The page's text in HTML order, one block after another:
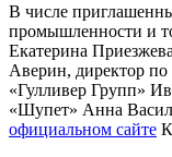
В числе
промышленности и
Екатерина
Аверин, директор
«Гулливер Групп»
«Шупет» Анна
официальном сайте